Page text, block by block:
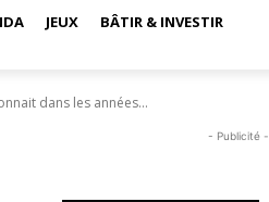
JEUX BÂTIR & INVESTIR
dans les années...
- Publicité -